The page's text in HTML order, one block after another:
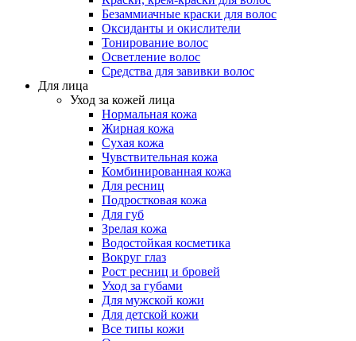
Безаммиачные краски для волос
Оксиданты и окислители
Тонирование волос
Осветление волос
Средства для завивки волос
Для лица
Уход за кожей лица
Нормальная кожа
Жирная кожа
Сухая кожа
Чувствительная кожа
Комбинированная кожа
Для ресниц
Подростковая кожа
Для губ
Зрелая кожа
Водостойкая косметика
Вокруг глаз
Рост ресниц и бровей
Уход за губами
Для мужской кожи
Для детской кожи
Все типы кожи